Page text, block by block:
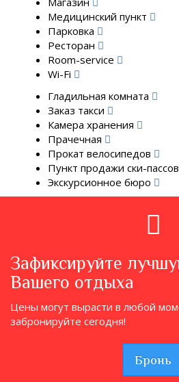
Медицинский пункт
Парковка
Ресторан
Room-service
Wi-Fi
Гладильная комната
Заказ такси
Камера хранения
Прачечная
Прокат велосипедов
Пункт продажи ски-пассов
Экскурсионное бюро
Зафиксируйте
Вашего отдыха
Цены могут вырасти в любой
забронируйте сегодня!
Бронь